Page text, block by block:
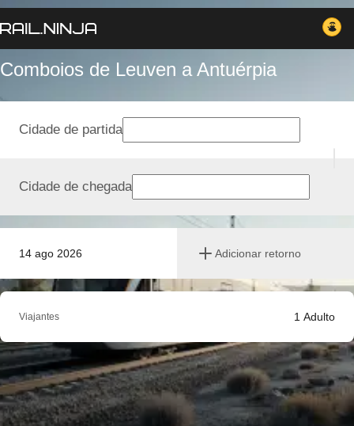
Comboios de Leuven a Antuérpia
14 ago 2026 Adicionar retorno
Cidade de partida
Cidade de chegada
Viajantes 1 Adulto